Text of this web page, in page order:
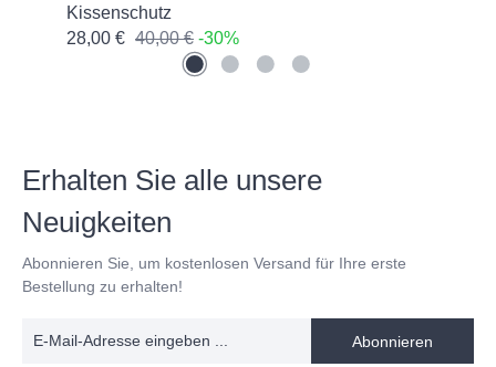
Kissenschutz
28,00 € 40,00 € -30%
Erhalten Sie alle unsere
Neuigkeiten
Abonnieren Sie, um kostenlosen Versand für Ihre erste
Bestellung zu erhalten!
Abonnieren